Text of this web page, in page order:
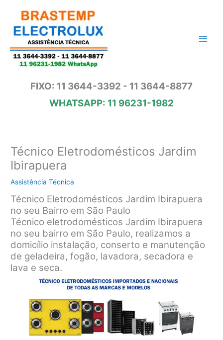
conteúdo
FIXO: 11 3644-3392 - 11 3644-8877
WHATSAPP: 11 96231-1982
Técnico Eletrodomésticos Jardim
Ibirapuera
Assistência Técnica
Técnico Eletrodomésticos Jardim Ibirapuera
no seu Bairro em São Paulo
Técnico eletrodomésticos Jardim Ibirapuera
no seu bairro em São Paulo, realizamos a
domicílio instalação, conserto e manutenção
de geladeira, fogão, lavadora, secadora e
lava e seca.